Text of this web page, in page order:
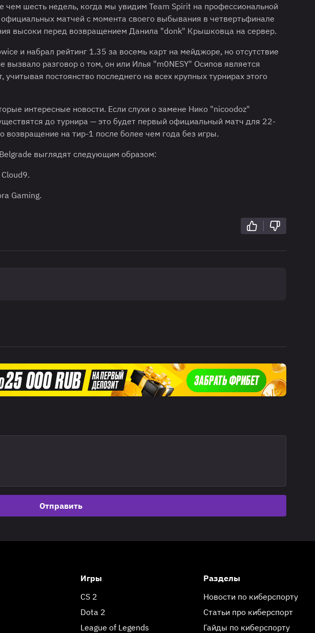
чем шесть недель, когда мы увидим Team Spirit на профессиональной
матчей с момента своего выбывания в четвертьфинале
высоки перед возвращением Данила "⁠donk⁠" Крышковца на сервер.
и набрал рейтинг 1.35 за восемь карт на мейджоре, но отсутствие
вызвало разговор о том, он или Илья "⁠m0NESY⁠" Осипов является
постоянство последнего на всех крупных турнирах этого
интересные новости. Если слухи о замене Нико "⁠nicoodoz⁠"
до турнира — это будет первый официальный матч для 22-
возвращение на тир-1 после более чем года без игры.
выглядят следующим образом:
Gaming.
Отправить
Игры
CS 2
Dota 2
League of Legends
Разделы
Новости по киберспорту
Статьи про киберспорт
Гайды по киберспорту